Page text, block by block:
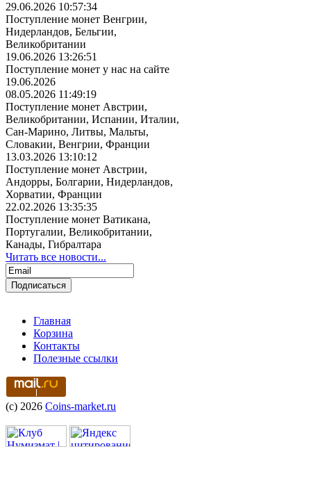
29.06.2026 10:57:34
Поступление монет Венгрии,
Нидерландов, Бельгии,
Великобритании
19.06.2026 13:26:51
Поступление монет у нас на сайте
19.06.2026
08.05.2026 11:49:19
Поступление монет Австрии,
Великобритании, Испании, Италии,
Сан-Марино, Литвы, Мальты,
Словакии, Венгрии, Франции
13.03.2026 13:10:12
Поступление монет Австрии,
Андорры, Болгарии, Нидерландов,
Хорватии, Франции
22.02.2026 13:35:35
Поступление монет Ватикана,
Португалии, Великобритании,
Канады, Гибралтара
Читать все новости...
Главная
Корзина
Контакты
Полезные ссылки
(c) 2026 Coins-market.ru